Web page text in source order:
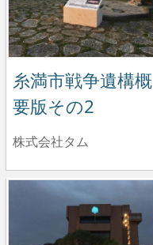
糸満市戦争遺構概
要版その2
株式会社タム